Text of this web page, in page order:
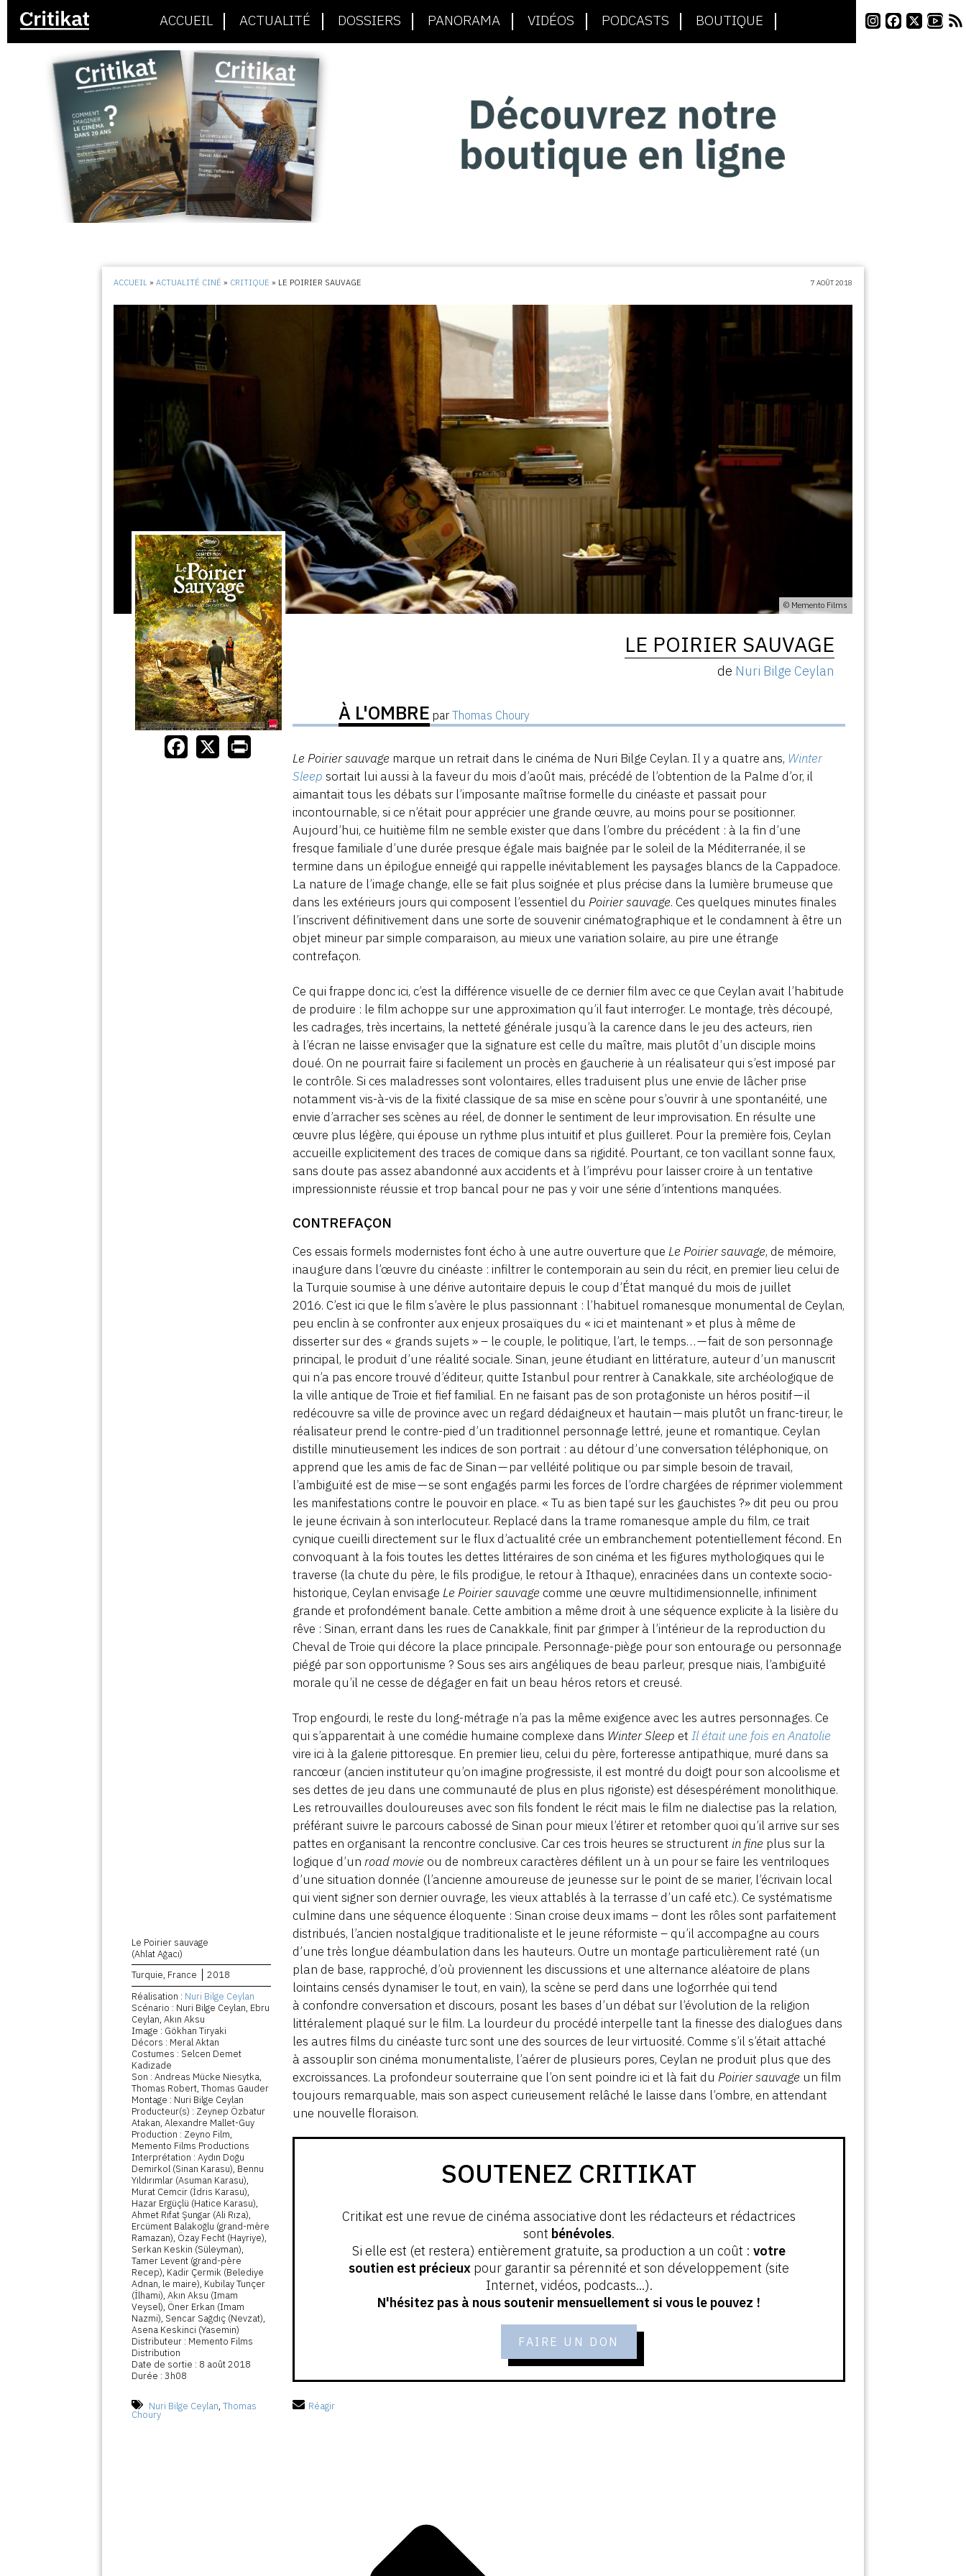
ACCUEIL ACTUALITÉ DOSSIERS PANORAMA VIDÉOS PODCASTS BOUTIQUE
ACCUEIL »ACTUALITÉ CINÉ » CRITIQUE » LE POIRIER SAUVAGE 7 AOÛT 2018
© Memento Films
Le Poirier sauvage
(Ahlat Ağacı)
Turquie, France
2018
Réalisation : Nuri Bilge Ceylan
Scénario : Nuri Bilge Ceylan, Ebru
Ceylan, Akın Aksu
Image : Gökhan Tiryaki
Décors : Meral Aktan
Costumes : Selcen Demet
Kadizade
Son : Andreas Mücke Niesytka,
Thomas Robert, Thomas Gauder
Montage : Nuri Bilge Ceylan
Producteur(s) : Zeynep Özbatur
Atakan, Alexandre Mallet-Guy
Production : Zeyno Film,
Memento Films Productions
Interprétation : Aydın Doğu
Demirkol (Sinan Karasu), Bennu
Yıldırımlar (Asuman Karasu),
Murat Cemcir (İdris Karasu),
Hazar Ergüçlü (Hatice Karasu),
Ahmet Rıfat Şungar (Ali Rıza),
Ercüment Balakoğlu (grand-mère
Ramazan), Özay Fecht (Hayriye),
Serkan Keskin (Süleyman),
Tamer Levent (grand-père
Recep), Kadir Çermik (Belediye
Adnan, le maire), Kubilay Tunçer
(İlhami), Akın Aksu (Imam
Veysel), Öner Erkan (Imam
Nazmi), Sencar Sağdıç (Nevzat),
Asena Keskinci (Yasemin)
Distributeur : Memento Films
Distribution
Date de sortie : 8 août 2018
Durée : 3h08
Nuri Bilge Ceylan,Thomas
Choury
LE POIRIER SAUVAGE
de Nuri Bilge Ceylan
À L'OMBRE parThomas Choury
Le Poirier sauvage marque un retrait dans le cinéma de Nuri Bilge Ceylan. Il y a quatre ans, Winter
Sleep sortait lui aussi à la faveur du mois d’août mais, précédé de l’obtention de la Palme d’or, il
aimantait tous les débats sur l’imposante maîtrise formelle du cinéaste et passait pour
incontournable, si ce n’était pour apprécier une grande œuvre, au moins pour se positionner.
Aujourd’hui, ce huitième film ne semble exister que dans l’ombre du précédent : à la fin d’une
fresque familiale d’une durée presque égale mais baignée par le soleil de la Méditerranée, il se
termine dans un épilogue enneigé qui rappelle inévitablement les paysages blancs de la Cappadoce.
La nature de l’image change, elle se fait plus soignée et plus précise dans la lumière brumeuse que
dans les extérieurs jours qui composent l’essentiel duPoirier sauvage. Ces quelques minutes finales
l’inscrivent définitivement dans une sorte de souvenir cinématographique et le condamnent à être un
objet mineur par simple comparaison, au mieux une variation solaire, au pire une étrange
contrefaçon.
Ce qui frappe donc ici, c’est la différence visuelle de ce dernier film avec ce que Ceylan avait l’habitude
de produire : le film achoppe sur une approximation qu’il faut interroger. Le montage, très découpé,
les cadrages, très incertains, la netteté générale jusqu’à la carence dans le jeu des acteurs, rien
à l’écran ne laisse envisager que la signature est celle du maître, mais plutôt d’un disciple moins
doué. On ne pourrait faire si facilement un procès en gaucherie à un réalisateur qui s’est imposé par
le contrôle. Si ces maladresses sont volontaires, elles traduisent plus une envie de lâcher prise
notamment vis-à-vis de la fixité classique de sa mise en scène pour s’ouvrir à une spontanéité, une
envie d’arracher ses scènes au réel, de donner le sentiment de leur improvisation. En résulte une
œuvre plus légère, qui épouse un rythme plus intuitif et plus guilleret. Pour la première fois, Ceylan
accueille explicitement des traces de comique dans sa rigidité. Pourtant, ce ton vacillant sonne faux,
sans doute pas assez abandonné aux accidents et à l’imprévu pour laisser croire à un tentative
impressionniste réussie et trop bancal pour ne pas y voir une série d’intentions manquées.
CONTREFAÇON
Ces essais formels modernistes font écho à une autre ouverture queLe Poirier sauvage, de mémoire,
inaugure dans l’œuvre du cinéaste : infiltrer le contemporain au sein du récit, en premier lieu celui de
la Turquie soumise à une dérive autoritaire depuis le coup d’État manqué du mois de juillet
2016. C’est ici que le film s’avère le plus passionnant : l’habituel romanesque monumental de Ceylan,
peu enclin à se confronter aux enjeux prosaïques du « ici et maintenant » et plus à même de
disserter sur des « grands sujets » – le couple, le politique, l’art, le temps… — fait de son personnage
principal, le produit d’une réalité sociale. Sinan, jeune étudiant en littérature, auteur d’un manuscrit
qui n’a pas encore trouvé d’éditeur, quitte Istanbul pour rentrer à Canakkale, site archéologique de
la ville antique de Troie et fief familial. En ne faisant pas de son protagoniste un héros positif — il
redécouvre sa ville de province avec un regard dédaigneux et hautain — mais plutôt un franc-tireur, le
réalisateur prend le contre-pied d’un traditionnel personnage lettré, jeune et romantique. Ceylan
distille minutieusement les indices de son portrait : au détour d’une conversation téléphonique, on
apprend que les amis de fac de Sinan — par velléité politique ou par simple besoin de travail,
l’ambiguïté est de mise — se sont engagés parmi les forces de l’ordre chargées de réprimer violemment
les manifestations contre le pouvoir en place. « Tu as bien tapé sur les gauchistes ?» dit peu ou prou
le jeune écrivain à son interlocuteur. Replacé dans la trame romanesque ample du film, ce trait
cynique cueilli directement sur le flux d’actualité crée un embranchement potentiellement fécond. En
convoquant à la fois toutes les dettes littéraires de son cinéma et les figures mythologiques qui le
traverse (la chute du père, le fils prodigue, le retour à Ithaque), enracinées dans un contexte socio-
historique, Ceylan envisageLe Poirier sauvage comme une œuvre multidimensionnelle, infiniment
grande et profondément banale. Cette ambition a même droit à une séquence explicite à la lisière du
rêve : Sinan, errant dans les rues de Canakkale, finit par grimper à l’intérieur de la reproduction du
Cheval de Troie qui décore la place principale. Personnage-piège pour son entourage ou personnage
piégé par son opportunisme ? Sous ses airs angéliques de beau parleur, presque niais, l’ambiguïté
morale qu’il ne cesse de dégager en fait un beau héros retors et creusé.
Trop engourdi, le reste du long-métrage n’a pas la même exigence avec les autres personnages. Ce
qui s’apparentait à une comédie humaine complexe dans Winter Sleep etIl était une fois en Anatolie
vire ici à la galerie pittoresque. En premier lieu, celui du père, forteresse antipathique, muré dans sa
rancœur (ancien instituteur qu’on imagine progressiste, il est montré du doigt pour son alcoolisme et
ses dettes de jeu dans une communauté de plus en plus rigoriste) est désespérément monolithique.
Les retrouvailles douloureuses avec son fils fondent le récit mais le film ne dialectise pas la relation,
préférant suivre le parcours cabossé de Sinan pour mieux l’étirer et retomber quoi qu’il arrive sur ses
pattes en organisant la rencontre conclusive. Car ces trois heures se structurent in fine plus sur la
logique d’unroad movie ou de nombreux caractères défilent un à un pour se faire les ventriloques
d’une situation donnée (l’ancienne amoureuse de jeunesse sur le point de se marier, l’écrivain local
qui vient signer son dernier ouvrage, les vieux attablés à la terrasse d’un café etc.). Ce systématisme
culmine dans une séquence éloquente : Sinan croise deux imams – dont les rôles sont parfaitement
distribués, l’ancien nostalgique traditionaliste et le jeune réformiste – qu’il accompagne au cours
d’une très longue déambulation dans les hauteurs. Outre un montage particulièrement raté (un
plan de base, rapproché, d’où proviennent les discussions et une alternance aléatoire de plans
lointains censés dynamiser le tout, en vain), la scène se perd dans une logorrhée qui tend
à confondre conversation et discours, posant les bases d’un débat sur l’évolution de la religion
littéralement plaqué sur le film. La lourdeur du procédé interpelle tant la finesse des dialogues dans
les autres films du cinéaste turc sont une des sources de leur virtuosité. Comme s’il s’était attaché
à assouplir son cinéma monumentaliste, l’aérer de plusieurs pores, Ceylan ne produit plus que des
excroissances. La profondeur souterraine que l’on sent poindre ici et là fait duPoirier sauvage un film
toujours remarquable, mais son aspect curieusement relâché le laisse dans l’ombre, en attendant
une nouvelle floraison.
SOUTENEZ CRITIKAT
Critikat est une revue de cinéma associative dont les rédacteurs et rédactrices
sont bénévoles.
Si elle est (et restera) entièrement gratuite, sa production a un coût : votre
soutien est précieux pour garantir sa pérennité et son développement (site
Internet, vidéos, podcasts...).
N'hésitez pas à nous soutenir mensuellement si vous le pouvez !
FAIRE UN DON
Réagir